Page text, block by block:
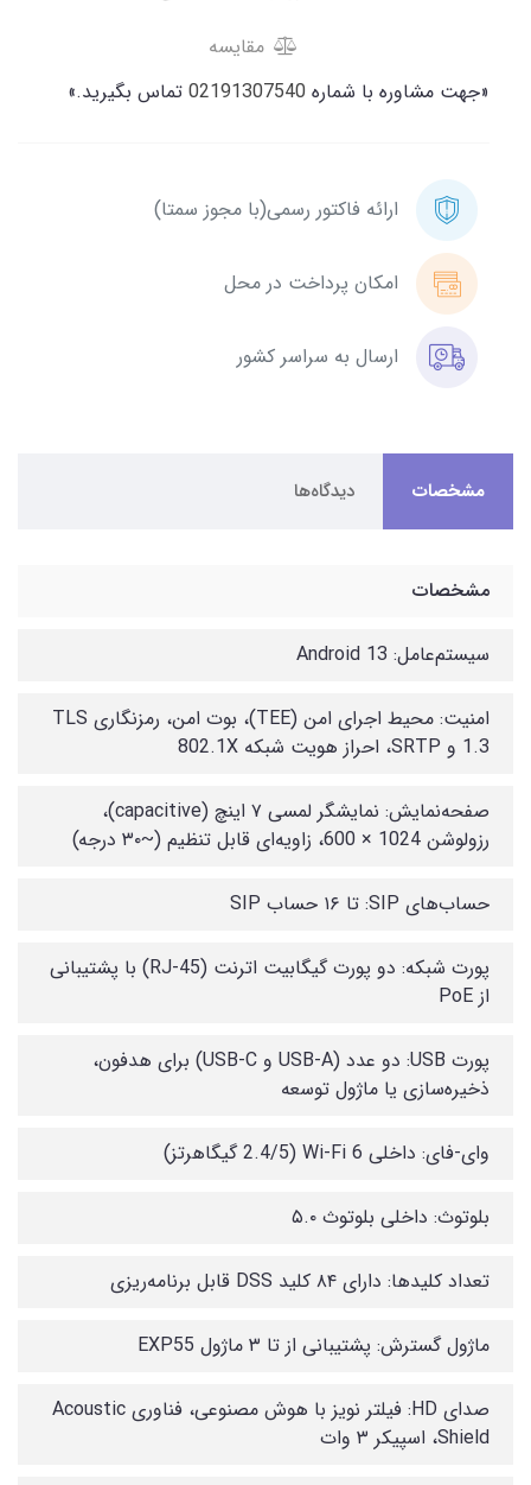
مقایسه
«جهت مشاوره با شماره 02191307540 تماس بگیرید.»
ارائه فاکتور رسمی(با مجوز سمتا)
امکان پرداخت در محل
ارسال به سراسر کشور
مشخصات دیدگاه‌ها
مشخصات
سیستم‌عامل: Android 13
امنیت: محیط اجرای امن (TEE)، بوت امن، رمزنگاری TLS
1.3 و SRTP، احراز هویت شبکه 802.1X
صفحه‌نمایش: نمایشگر لمسی ۷ اینچ (capacitive)،
رزولوشن 1024 × 600، زاویه‌ای قابل تنظیم (~۳۰ درجه)
حساب‌های SIP: تا ۱۶ حساب SIP
پورت شبکه: دو پورت گیگابیت اترنت (RJ-45) با پشتیبانی
از PoE
پورت USB: دو عدد (USB-A و USB-C) برای هدفون،
ذخیره‌سازی یا ماژول توسعه
وای-فای: داخلی Wi-Fi 6 (2.4/5 گیگاهرتز)
بلوتوث: داخلی بلوتوث ۵.۰
تعداد کلیدها: دارای ۸۴ کلید DSS قابل برنامه‌ریزی
ماژول گسترش: پشتیبانی از تا ۳ ماژول EXP55
صدای HD: فیلتر نویز با هوش مصنوعی، فناوری Acoustic
Shield، اسپیکر ۳ وات